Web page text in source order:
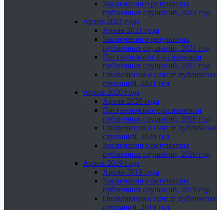
Заключения о результатах
публичных слушаний, 2022 год
Архив 2021 года
Архив 2021 года
Заключения о результатах
публичных слушаний, 2021 год
Постановления о назначении
публичных слушаний, 2021 год
Оповещения о начале публичных
слушаний, 2021 год
Архив 2020 года
Архив 2020 года
Постановления о назначении
публичных слушаний, 2020 год
Оповещения о начале публичных
слушаний, 2020 год
Заключения о результатах
публичных слушаний, 2020 год
Архив 2019 года
Архив 2019 года
Заключения о результатах
публичных слушаний, 2019 год
Оповещения о начале публичных
слушаний, 2019 год